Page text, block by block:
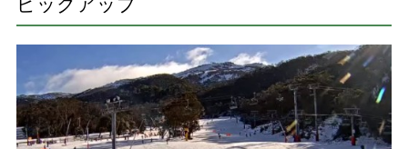
ピックアップ